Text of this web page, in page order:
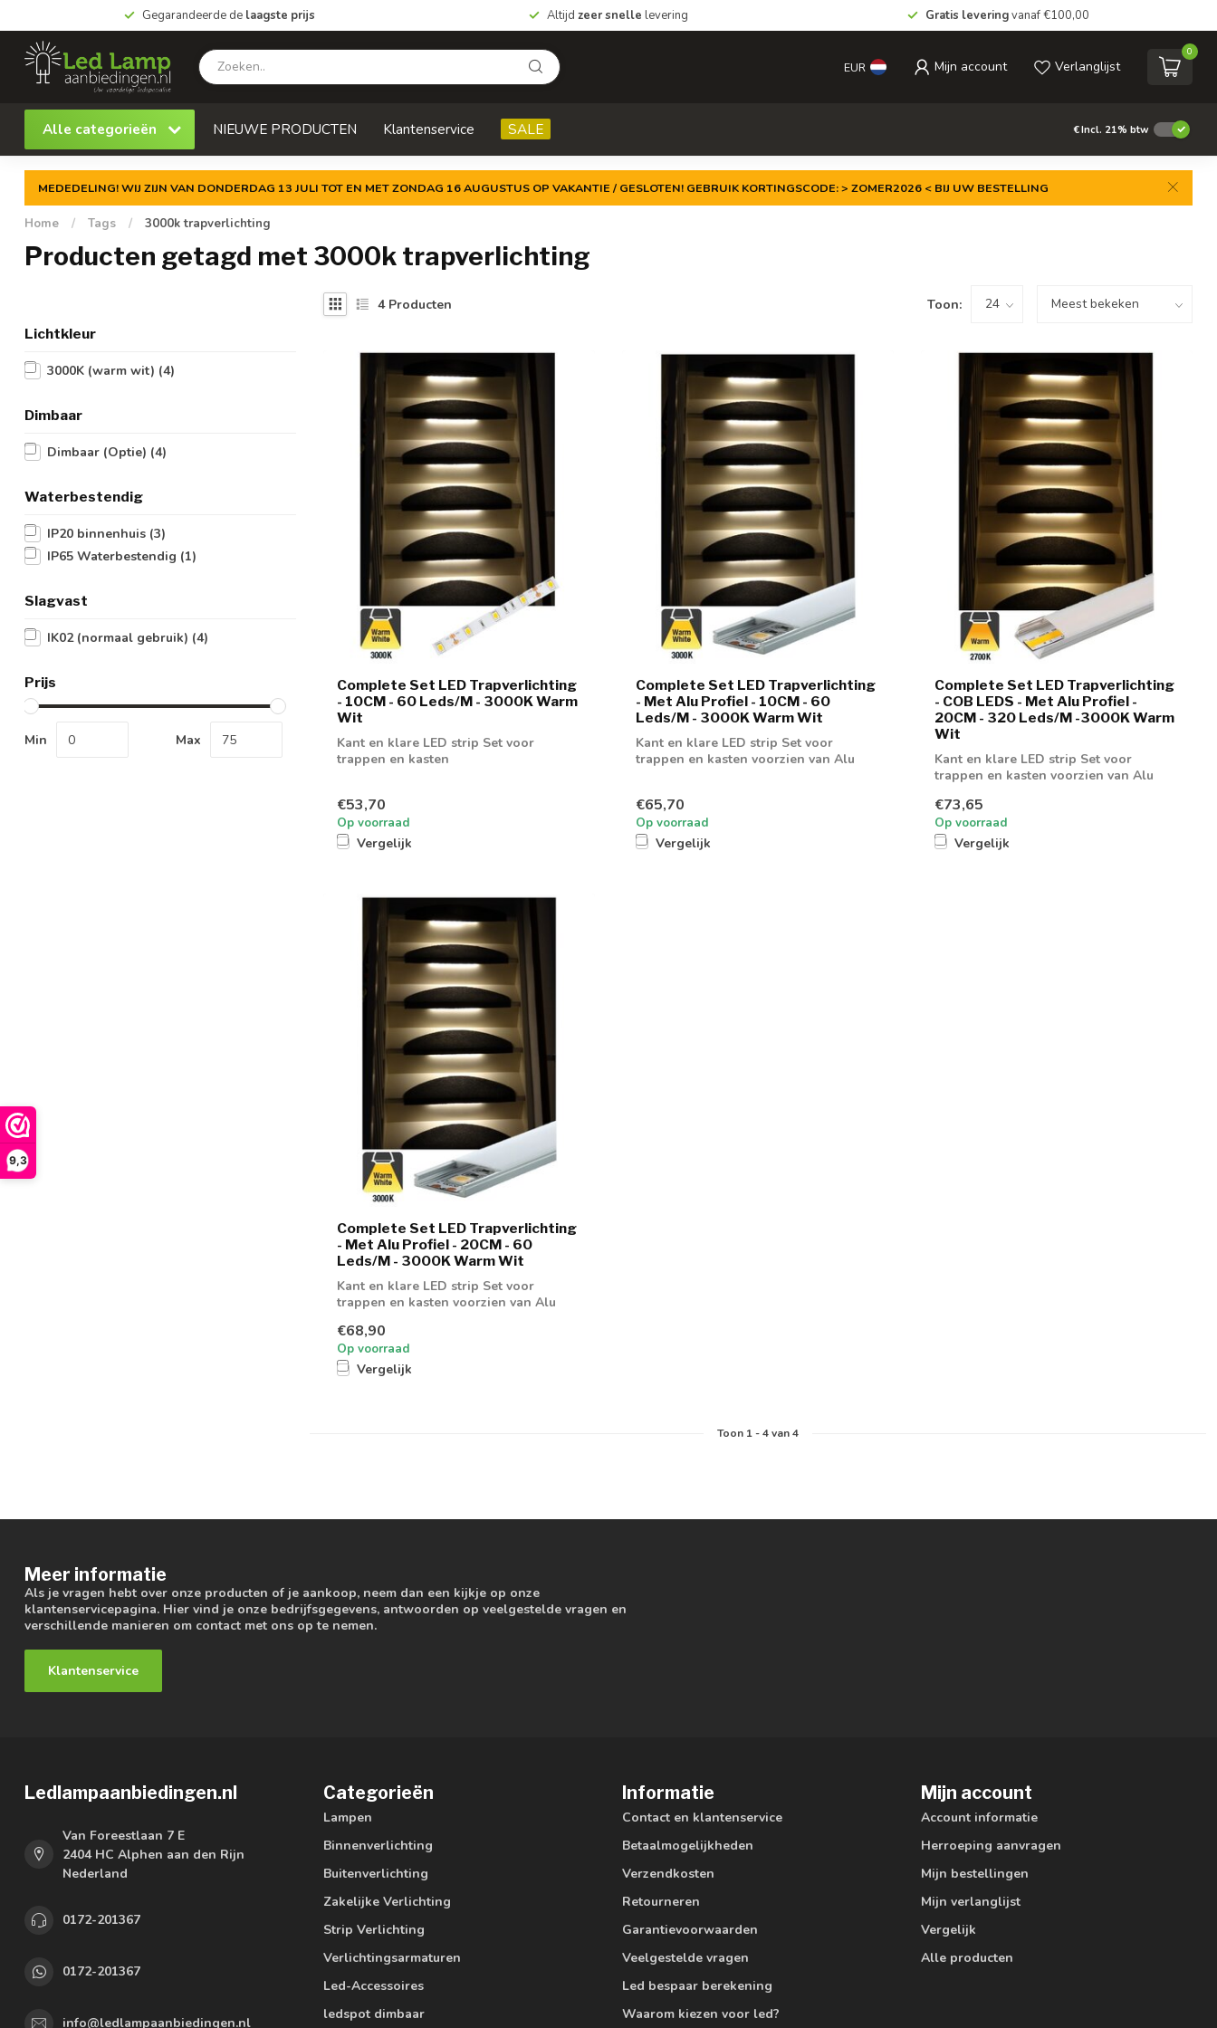
9,3
Gegarandeerde de laagste prijs Altijd zeer snelle levering Gratis leveringvanaf €100,00
EUR Mijn account Verlanglijst
0
Alle categorieën NIEUWE PRODUCTEN Klantenservice SALE €Incl. 21% btw
MEDEDELING! WIJ ZIJN VAN DONDERDAG 13 JULI TOT EN MET ZONDAG 16 AUGUSTUS OP VAKANTIE / GESLOTEN! GEBRUIK KORTINGSCODE: > ZOMER2026 < BIJ UW BESTELLING
Home / Tags / 3000k trapverlichting
Producten getagd met 3000k trapverlichting
Lichtkleur
3000K (warm wit) (4)
Dimbaar
Dimbaar (Optie) (4)
Waterbestendig
IP20 binnenhuis (3)
IP65 Waterbestendig (1)
Slagvast
IK02 (normaal gebruik) (4)
Prijs
Min Max
4Producten Toon:
Complete Set LED Trapverlichting
- 10CM - 60 Leds/M - 3000K Warm
Wit
Kant en klare LED strip Set voor
trappen en kasten
€53,70
Op voorraad
Vergelijk
Complete Set LED Trapverlichting
- Met Alu Profiel - 10CM - 60
Leds/M - 3000K Warm Wit
Kant en klare LED strip Set voor
trappen en kasten voorzien van Alu
€65,70
Op voorraad
Vergelijk
Complete Set LED Trapverlichting
- COB LEDS - Met Alu Profiel -
20CM - 320 Leds/M -3000K Warm
Wit
Kant en klare LED strip Set voor
trappen en kasten voorzien van Alu
€73,65
Op voorraad
Vergelijk
Complete Set LED Trapverlichting
- Met Alu Profiel - 20CM - 60
Leds/M - 3000K Warm Wit
Kant en klare LED strip Set voor
trappen en kasten voorzien van Alu
€68,90
Op voorraad
Vergelijk
Toon 1-4van 4
Meer informatie
Als je vragen hebt over onze producten of je aankoop, neem dan een kijkje op onze
klantenservicepagina. Hier vind je onze bedrijfsgegevens, antwoorden op veelgestelde vragen en
verschillende manieren om contact met ons op te nemen.
Klantenservice
Ledlampaanbiedingen.nl
Van Foreestlaan 7 E
2404 HC Alphen aan den Rijn
Nederland
0172-201367
0172-201367
info@ledlampaanbiedingen.nl
Categorieën
Lampen
Binnenverlichting
Buitenverlichting
Zakelijke Verlichting
Strip Verlichting
Verlichtingsarmaturen
Led-Accessoires
ledspot dimbaar
Informatie
Contact en klantenservice
Betaalmogelijkheden
Verzendkosten
Retourneren
Garantievoorwaarden
Veelgestelde vragen
Led bespaar berekening
Waarom kiezen voor led?
Mijn account
Account informatie
Herroeping aanvragen
Mijn bestellingen
Mijn verlanglijst
Vergelijk
Alle producten